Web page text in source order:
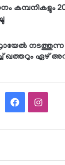
കമ്പനികളും
ഖത്തറും ഏഴ്
Facebook